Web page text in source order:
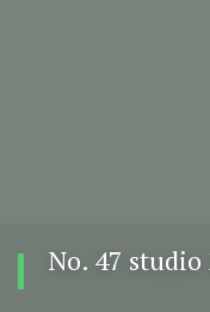
No. 47 studio